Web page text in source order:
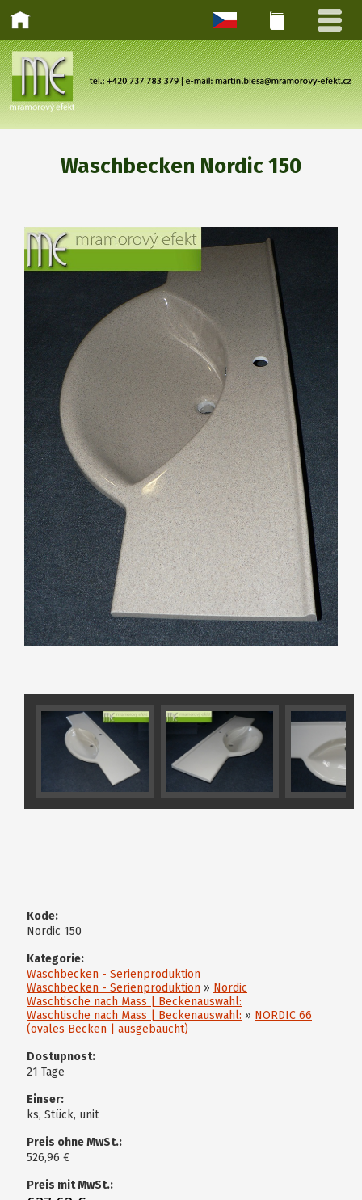
Waschbecken Nordic 150
Kode:
Nordic 150
Kategorie:
Waschbecken - Serienproduktion
Waschbecken - Serienproduktion » Nordic
Waschtische nach Mass | Beckenauswahl:
Waschtische nach Mass | Beckenauswahl: » NORDIC 66
(ovales Becken | ausgebaucht)
Dostupnost:
21 Tage
Einser:
ks, Stück, unit
Preis ohne MwSt.:
526,96 €
Preis mit MwSt.: